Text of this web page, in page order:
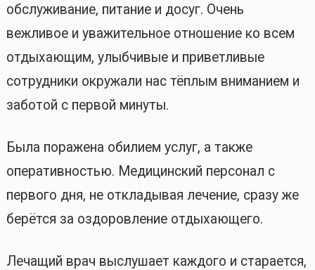
обслуживание, питание и досуг. Очень
вежливое и уважительное отношение ко всем
отдыхающим, улыбчивые и приветливые
сотрудники окружали нас тёплым вниманием и
заботой с первой минуты.
Была поражена обилием услуг, а также
оперативностью. Медицинский персонал с
первого дня, не откладывая лечение, сразу же
берётся за оздоровление отдыхающего.
Лечащий врач выслушает каждого и старается,